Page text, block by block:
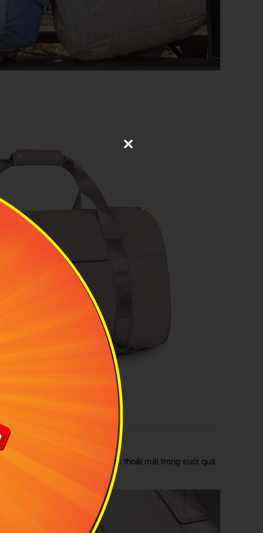
ÁI
áp lực lên vai, tạo cảm giác thoải mái trong suốt quá